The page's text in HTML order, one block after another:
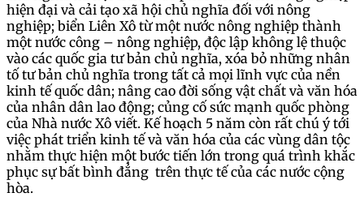
hiện đại và cải tạo xã hội chủ nghĩa đối với nông
nghiệp; biển Liên Xô từ một nước nông nghiệp thành
một nước công – nông nghiệp, độc lập không lệ thuộc
vào các quốc gia tư bản chủ nghĩa, xóa bỏ những nhân
tố tư bản chủ nghĩa trong tất cả mọi lĩnh vực của nền
kinh tế quốc dân; nâng cao đời sống vật chất và văn hóa
của nhân dân lao động; củng cố sức mạnh quốc phòng
của Nhà nước Xô viết. Kế hoạch 5 năm còn rất chú ý tới
việc phát triển kinh tế và văn hóa của các vùng dân tộc
nhằm thực hiện một bước tiến lớn trong quá trình khắc
phục sự bất bình đẳng trên thực tế của các nước cộng
hòa.